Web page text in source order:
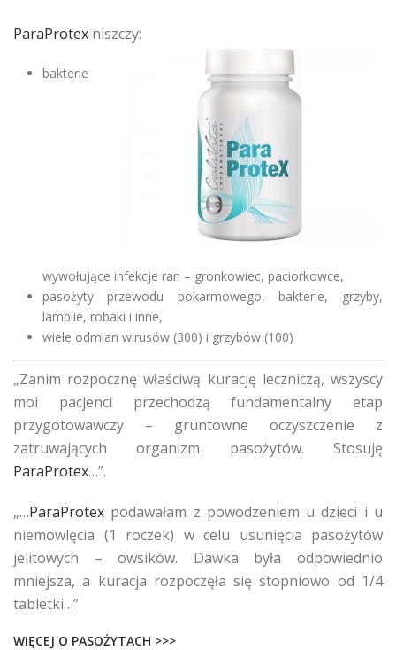
ParaProtex niszczy:
bakterie
wywołujące infekcje ran – gronkowiec, paciorkowce,
pasożyty przewodu pokarmowego, bakterie, grzyby,
lamblie, robaki i inne,
wiele odmian wirusów (300) i grzybów (100)
„Zanim rozpocznę właściwą kurację leczniczą, wszyscy
moi pacjenci przechodzą fundamentalny etap
przygotowawczy – gruntowne oczyszczenie z
zatruwających organizm pasożytów. Stosuję
ParaProtex…”.
„…ParaProtex podawałam z powodzeniem u dzieci i u
niemowlęcia (1 roczek) w celu usunięcia pasożytów
jelitowych – owsików. Dawka była odpowiednio
mniejsza, a kuracja rozpoczęła się stopniowo od 1/4
tabletki…”
WIĘCEJ O PASOŻYTACH >>>